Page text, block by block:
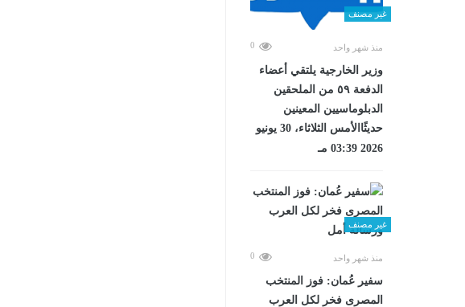
غير مصنف
منذ شهر واحد 0
وزير الخارجية يلتقي أعضاء
الدفعة ٥٩ من الملحقين
الدبلوماسيين المعينين
حديثًاالأمس الثلاثاء، 30 يونيو
2026 03:39 مـ
غير مصنف
منذ شهر واحد 0
سفير عُمان: فوز المنتخب
المصرى فخر لكل العرب